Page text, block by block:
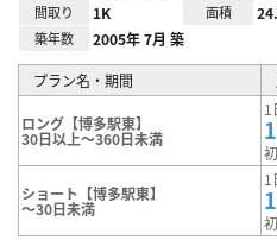
間取り 1K 面積
築年数 2005年 7月 築
プラン名・期間
ロング【博多駅東】
30日以上～360日未満
1
ショート【博多駅東】
～30日未満
1